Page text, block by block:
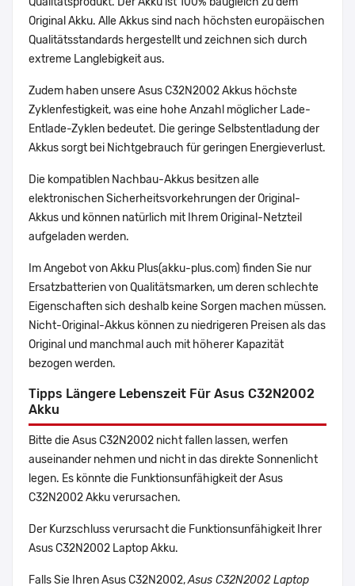
Original Akku. Alle Akkus sind nach höchsten europäischen
Qualitätsstandards hergestellt und zeichnen sich durch
extreme Langlebigkeit aus.
Zudem haben unsere Asus C32N2002 Akkus höchste
Zyklenfestigkeit, was eine hohe Anzahl möglicher Lade-
Entlade-Zyklen bedeutet. Die geringe Selbstentladung der
Akkus sorgt bei Nichtgebrauch für geringen Energieverlust.
Die kompatiblen Nachbau-Akkus besitzen alle
elektronischen Sicherheitsvorkehrungen der Original-
Akkus und können natürlich mit Ihrem Original-Netzteil
aufgeladen werden.
Im Angebot von Akku Plus(akku-plus.com) finden Sie nur
Ersatzbatterien von Qualitätsmarken, um deren schlechte
Eigenschaften sich deshalb keine Sorgen machen müssen.
Nicht-Original-Akkus können zu niedrigeren Preisen als das
Original und manchmal auch mit höherer Kapazität
bezogen werden.
Tipps Längere Lebenszeit Für Asus C32N2002
Akku
Bitte die Asus C32N2002 nicht fallen lassen, werfen
auseinander nehmen und nicht in das direkte Sonnenlicht
legen. Es könnte die Funktionsunfähigkeit der Asus
C32N2002 Akku verursachen.
Der Kurzschluss verursacht die Funktionsunfähigkeit Ihrer
Asus C32N2002 Laptop Akku.
Falls Sie Ihren Asus C32N2002,Asus C32N2002 Laptop